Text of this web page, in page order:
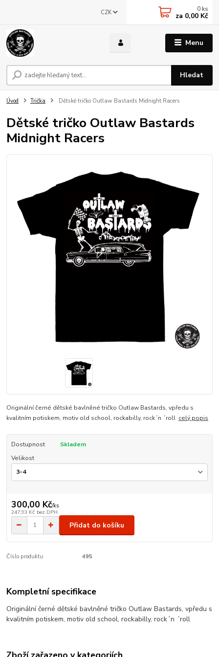
Menu
CZK
Hledat
0 ks
za 0,00 Kč
Úvod Trička Dětské tričko Outlaw Bastards Midnight Racers
Dětské tričko Outlaw Bastards
Midnight Racers
Originální černé dětské bavlněné tričko Outlaw Bastards, vpředu s
kvalitním potiskem, motiv old school, rockabilly, rock´n ´roll celý popis
Dostupnost
Skladem
Velikost
300,00 Kč/ks
247,93 Kč bez DPH
Přidat do košíku
Číslo produktu: 495
Kompletní specifikace
Originální černé dětské bavlněné tričko Outlaw Bastards, vpředu s
kvalitním potiskem, motiv old school, rockabilly, rock´n ´roll